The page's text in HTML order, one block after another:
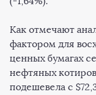
Как отмечают
фактором для
ценных бумагах
нефтяных
подешевела с